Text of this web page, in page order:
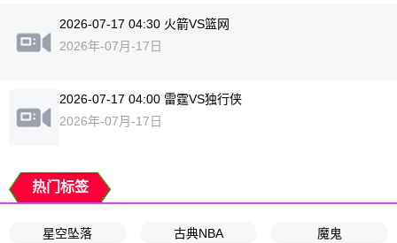
2026-07-17 04:30 火箭VS篮网
2026年-07月-17日
2026-07-17 04:00 雷霆VS独行侠
2026年-07月-17日
热门标签
星空坠落 古典NBA 魔鬼